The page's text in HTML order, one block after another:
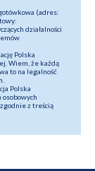
(adres:
działalności
Polska
Wiem, że każdą
to na legalność
Polska
zgodnie z treścią